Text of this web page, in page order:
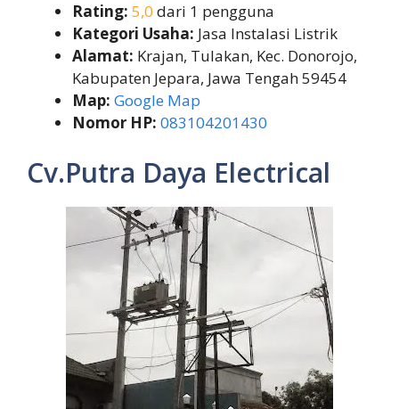
Rating: 5,0 dari 1 pengguna
Kategori Usaha: Jasa Instalasi Listrik
Alamat: Krajan, Tulakan, Kec. Donorojo,
Kabupaten Jepara, Jawa Tengah 59454
Map: Google Map
Nomor HP: 083104201430
Cv.Putra Daya Electrical